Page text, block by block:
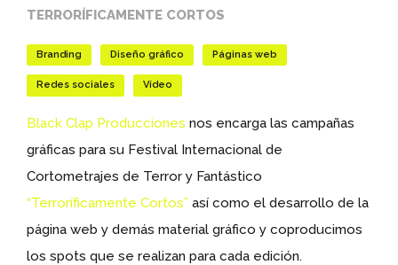
TERRORÍFICAMENTE CORTOS
Branding Diseño gráfico Páginas web
Redes sociales Vídeo
Black Clap Producciones nos encarga las campañas
gráficas para su Festival Internacional de
Cortometrajes de Terror y Fantástico
“Terroríficamente Cortos” así como el desarrollo de la
página web y demás material gráfico y coproducimos
los spots que se realizan para cada edición.